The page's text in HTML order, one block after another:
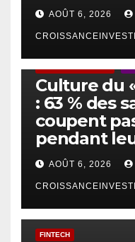
AOÛT 6, 2026
Culture du
: 63 % des
coupent
pendant
AOÛT 6, 2026
FINTECH